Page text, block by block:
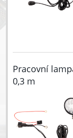
Pracovní
0,3 m